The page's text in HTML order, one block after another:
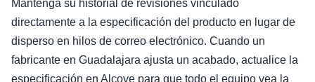
Mantenga su historial de revisiones vinculado
directamente a la especificación del producto en lugar de
disperso en hilos de correo electrónico. Cuando un
fabricante en Guadalajara ajusta un acabado, actualice la
especificación en Alcove para que todo el equipo vea la